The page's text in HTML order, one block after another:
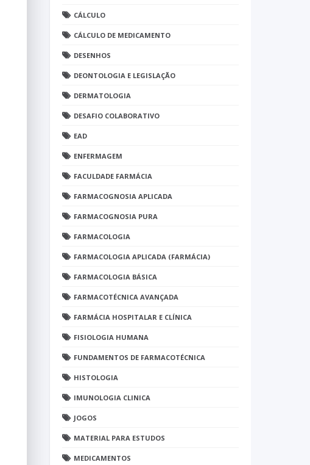
CÁLCULO
CÁLCULO DE MEDICAMENTO
DESENHOS
DEONTOLOGIA E LEGISLAÇÃO
DERMATOLOGIA
DESAFIO COLABORATIVO
EAD
ENFERMAGEM
FACULDADE FARMÁCIA
FARMACOGNOSIA APLICADA
FARMACOGNOSIA PURA
FARMACOLOGIA
FARMACOLOGIA APLICADA (FARMÁCIA)
FARMACOLOGIA BÁSICA
FARMACOTÉCNICA AVANÇADA
FARMÁCIA HOSPITALAR E CLÍNICA
FISIOLOGIA HUMANA
FUNDAMENTOS DE FARMACOTÉCNICA
HISTOLOGIA
IMUNOLOGIA CLINICA
JOGOS
MATERIAL PARA ESTUDOS
MEDICAMENTOS